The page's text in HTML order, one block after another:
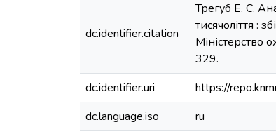
dc.identifier.citation
Трегуб Е. С.
тисячоліття :
Міністерство
329.
dc.identifier.uri
https://
dc.language.iso
ru